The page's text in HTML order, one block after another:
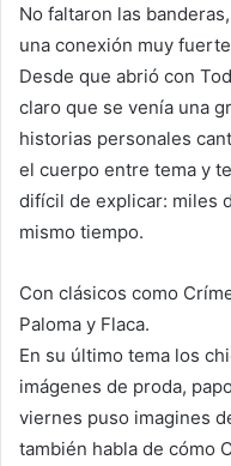
No faltaron las
una conexión muy
Desde que abrió con
claro que se venía una
historias personales
el cuerpo entre tema y
difícil de explicar: miles
mismo tiempo.
Con clásicos como
Paloma y Flaca.
En su último tema los
imágenes de proda,
viernes puso imagines
también habla de cómo